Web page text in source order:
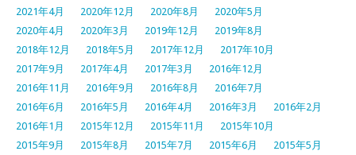
2021年4月
2020年12月 2020年8月
2020年5月
2020年4月
2020年3月 2019年12月
2019年8月
2018年12月
2018年5月 2017年12月
2017年10月
2017年9月
2017年4月 2017年3月
2016年12月
2016年11月
2016年9月 2016年8月
2016年7月
2016年6月
2016年5月 2016年4月 2016年3月
2016年2月
2016年1月
2015年12月 2015年11月
2015年10月
2015年9月
2015年8月 2015年7月 2015年6月
2015年5月